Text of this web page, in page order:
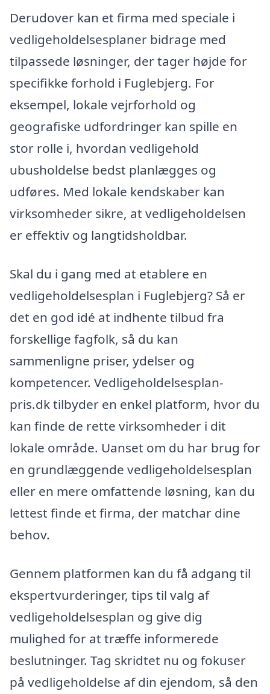
Derudover kan et firma med speciale i
vedligeholdelsesplaner bidrage med
tilpassede løsninger, der tager højde for
specifikke forhold i Fuglebjerg. For
eksempel, lokale vejrforhold og
geografiske udfordringer kan spille en
stor rolle i, hvordan vedligehold
ubusholdelse bedst planlægges og
udføres. Med lokale kendskaber kan
virksomheder sikre, at vedligeholdelsen
er effektiv og langtidsholdbar.
Skal du i gang med at etablere en
vedligeholdelsesplan i Fuglebjerg? Så er
det en god idé at indhente tilbud fra
forskellige fagfolk, så du kan
sammenligne priser, ydelser og
kompetencer. Vedligeholdelsesplan-
pris.dk tilbyder en enkel platform, hvor du
kan finde de rette virksomheder i dit
lokale område. Uanset om du har brug for
en grundlæggende vedligeholdelsesplan
eller en mere omfattende løsning, kan du
lettest finde et firma, der matchar dine
behov.
Gennem platformen kan du få adgang til
ekspertvurderinger, tips til valg af
vedligeholdelsesplan og give dig
mulighed for at træffe informerede
beslutninger. Tag skridtet nu og fokuser
på vedligeholdelse af din ejendom, så den